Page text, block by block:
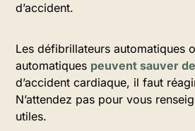
d’accident.
Les défibrillateurs automatiques
automatiques peuvent sauver
d’accident cardiaque, il faut
N’attendez pas pour vous
utiles.